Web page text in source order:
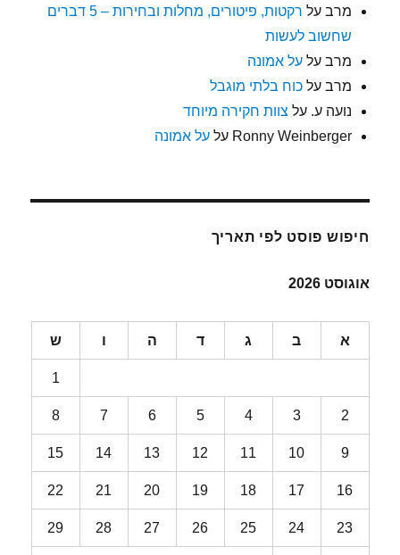
מרב על
רקטות, פיטורים, מחלות ובחירות – 5 דברים
שחשוב לעשות
מרב עלעל אמונה
מרב עלכוח בלתי מוגבל
נועה ע. על צוות חקירה מיוחד
Ronny Weinberger עלעל אמונה
חיפוש פוסט לפי תאריך
אוגוסט 2026
א ב ג ד ה ו ש
1
2
3
4
5
6
7
8
9
10
11
12
13
14
15
16
17
18
19
20
21
22
23
24
25
26
27
28
29